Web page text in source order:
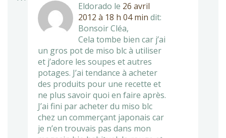
Eldorado le 26 avril
2012 à 18 h 04 min dit:
Bonsoir Cléa,
Cela tombe bien car j’ai
un gros pot de miso blc à utiliser
et j’adore les soupes et autres
potages. J’ai tendance à acheter
des produits pour une recette et
ne plus savoir quoi en faire après.
J’ai fini par acheter du miso blc
chez un commerçant japonais car
je n’en trouvais pas dans mon